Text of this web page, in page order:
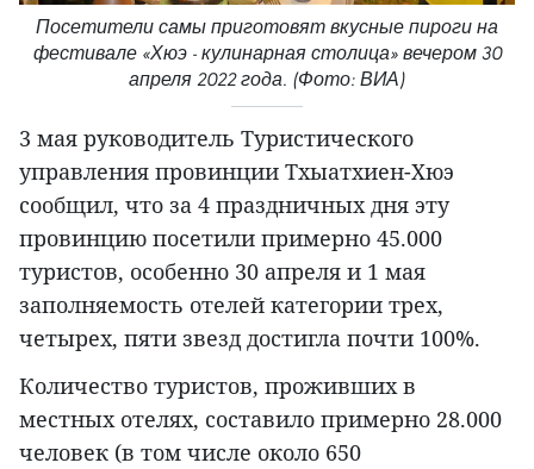
Посетители самы приготовят вкусные пироги на
фестивале «Хюэ - кулинарная столица» вечером 30
апреля 2022 года. (Фото: ВИА)
3 мая руководитель Туристического
управления провинции Тхыатхиен-Хюэ
сообщил, что за 4 праздничных дня эту
провинцию посетили примерно 45.000
туристов, особенно 30 апреля и 1 мая
заполняемость отелей категории трех,
четырех, пяти звезд достигла почти 100%.
Количество туристов, проживших в
местных отелях, составило примерно 28.000
человек (в том числе около 650